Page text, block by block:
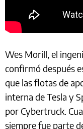
Wes Morill, el
confirmó después
que las flotas de
interna de Tesla y
por Cybertruck.
siempre fue parte